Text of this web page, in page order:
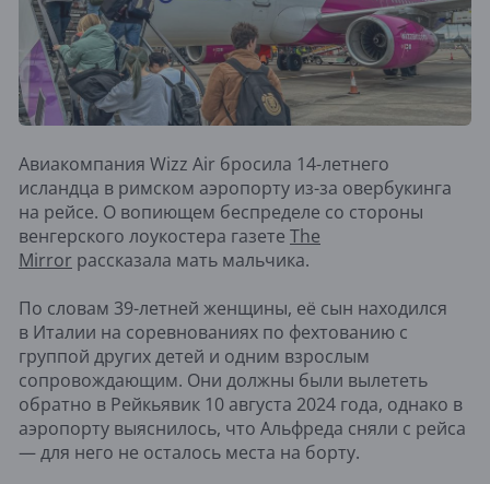
​Авиакомпания Wizz Air бросила 14-летнего
исландца в римском аэропорту из-за овербукинга
на рейсе. О вопиющем беспределе со стороны
венгерского лоукостера газете The
Mirror рассказала мать мальчика.
По словам 39-летней женщины, её сын находился
в Италии на соревнованиях по фехтованию с
группой других детей и одним взрослым
сопровождающим. Они должны были вылететь
обратно в Рейкьявик 10 августа 2024 года, однако в
аэропорту выяснилось, что Альфреда сняли с рейса
— для него не осталось места на борту.